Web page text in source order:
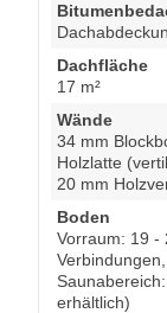
Dachfläche
17 m²
Wände
34 mm
Holzlatte
20 mm
Boden
Vorraum: 19 -
erhältlich)